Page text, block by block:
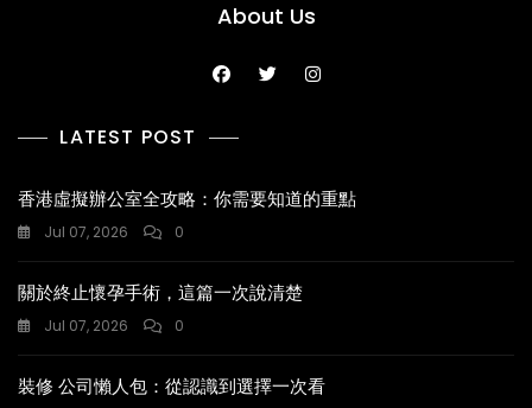
About Us
LATEST POST
香港虛擬辦公室全攻略：你需要知道的重點
Jul 07, 2026 0
關於終止懷孕手術，這篇一次說清楚
Jul 07, 2026 0
裝修 公司懶人包：從認識到選擇一次看